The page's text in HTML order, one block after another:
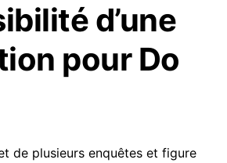
d’une
pour Do
de plusieurs enquêtes et figure